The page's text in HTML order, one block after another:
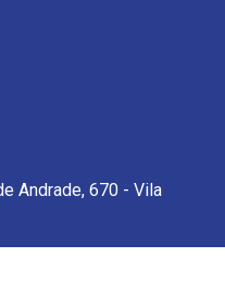
Andrade, 670 - Vila